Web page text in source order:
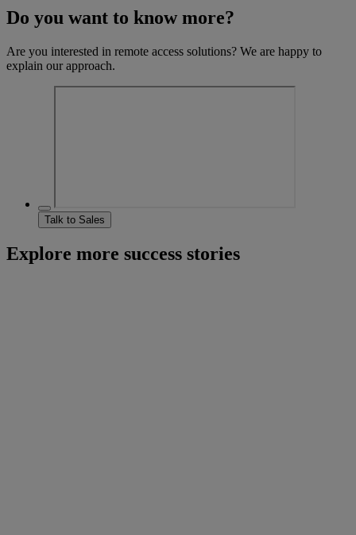
Do you want to know more?
Are you interested in remote access solutions? We are happy to
explain our approach.
Talk to Sales
Explore more success stories